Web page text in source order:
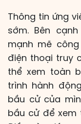
Thông tin ứng
sớm. Bên
mạnh mẽ
điện thoại truy
thể xem toàn
trình hành
bầu cử của
bầu cử để xem